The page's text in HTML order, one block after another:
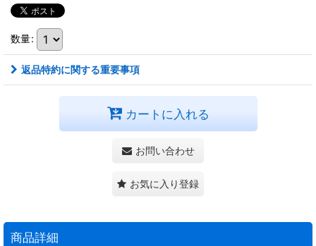
数量:
返品特約に関する重要事項
カートに入れる
お問い合わせ
お気に入り登録
商品詳細